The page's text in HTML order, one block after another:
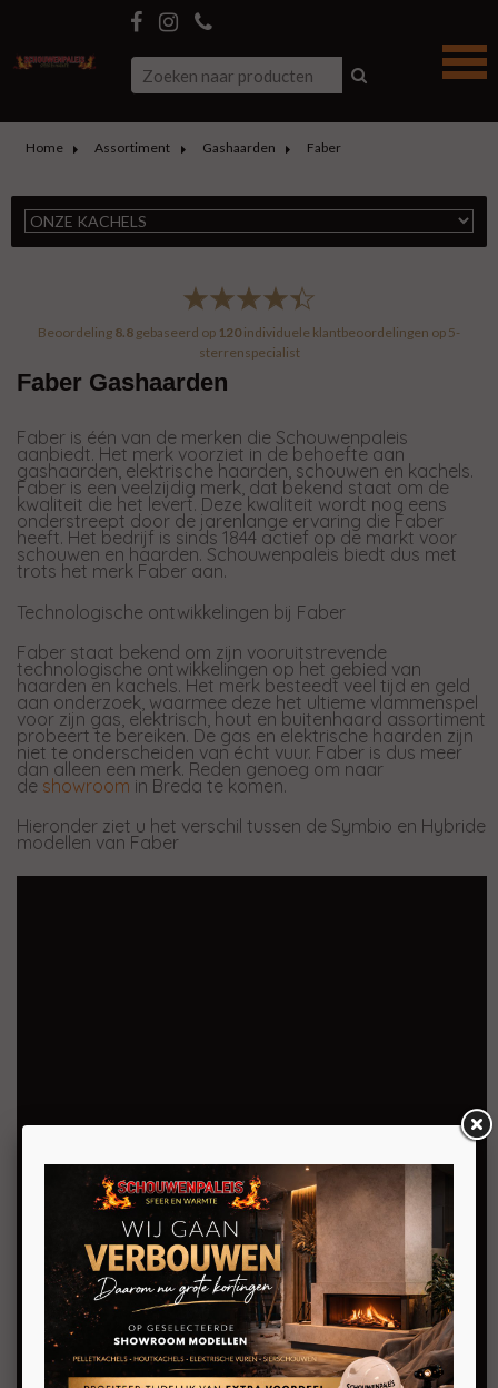
Home Assortiment Gashaarden Faber
Beoordeling 8.8 gebaseerd op 120individuele klantbeoordelingen op 5-
sterrenspecialist
Faber Gashaarden
Faber is één van de merken die Schouwenpaleis
aanbiedt. Het merk voorziet in de behoefte aan
gashaarden, elektrische haarden, schouwen en kachels.
Faber is een veelzijdig merk, dat bekend staat om de
kwaliteit die het levert. Deze kwaliteit wordt nog eens
onderstreept door de jarenlange ervaring die Faber
heeft. Het bedrijf is sinds 1844 actief op de markt voor
schouwen en haarden. Schouwenpaleis biedt dus met
trots het merk Faber aan.
Technologische ontwikkelingen bij Faber
Faber staat bekend om zijn vooruitstrevende
technologische ontwikkelingen op het gebied van
haarden en kachels. Het merk besteedt veel tijd en geld
aan onderzoek, waarmee deze het ultieme vlammenspel
voor zijn gas, elektrisch, hout en buitenhaard assortiment
probeert te bereiken. De gas en elektrische haarden zijn
niet te onderscheiden van écht vuur. Faber is dus meer
dan alleen een merk. Reden genoeg om naar
de showroom in Breda te komen.
Hieronder ziet u het verschil tussen de Symbio en Hybride
modellen van Faber